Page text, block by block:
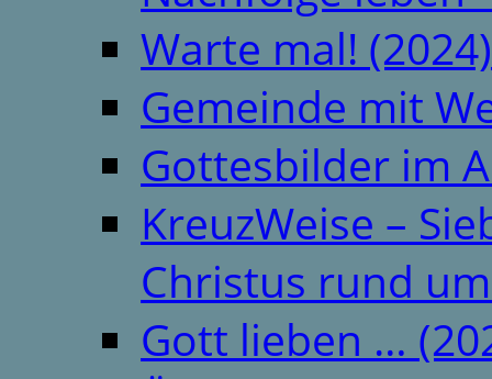
Warte mal! (2024)
Gemeinde mit
Gottesbilder im
KreuzWeise –
Christus rund
Gott lieben …